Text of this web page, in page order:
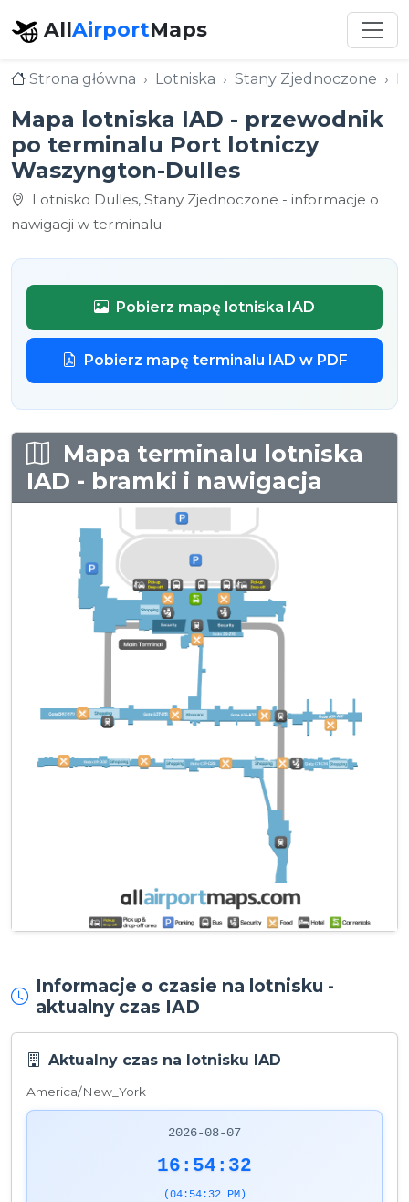
AllAirportMaps
Strona główna Lotniska Stany Zjednoczone
Mapa lotniska IAD - przewodnik
po terminalu Port lotniczy
Waszyngton-Dulles
Lotnisko Dulles, Stany Zjednoczone - informacje o
nawigacji w terminalu
Pobierz mapę lotniska IAD
Pobierz mapę terminalu IAD w PDF
Mapa terminalu lotniska
IAD - bramki i nawigacja
Informacje o czasie na lotnisku -
aktualny czas IAD
Aktualny czas na lotnisku IAD
America/New_York
2026-08-07
16:54:32
(04:54:32 PM)